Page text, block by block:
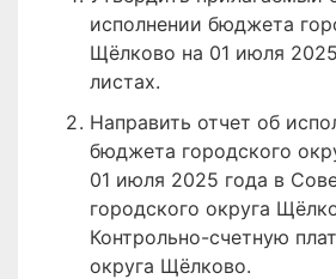
исполнении бюджета
Щёлково на 01 июля
листах.
Направить отчет об
бюджета городского
01 июля 2025 года в
городского округа
Контрольно-счетную
округа Щёлково.